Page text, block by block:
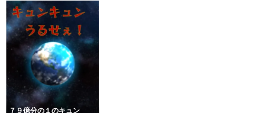
７９億分の１のキュン